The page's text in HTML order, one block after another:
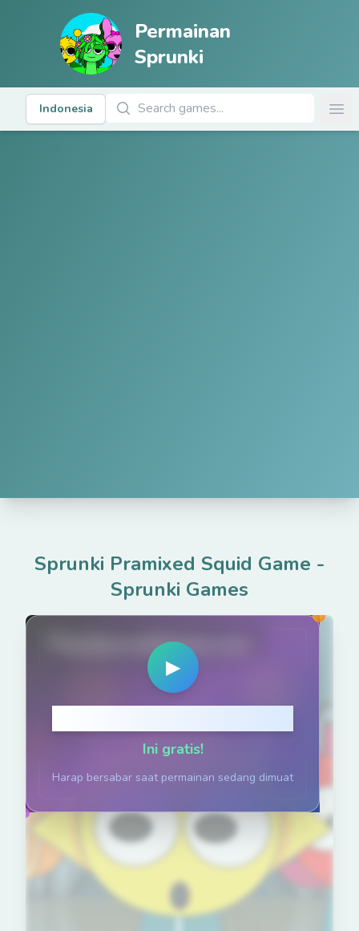
Permainan
Sprunki
Indonesia
Cari Permainan
Sprunki Pramixed Squid Game -
Sprunki Games
PlaySprunkiGame.com
▶
Ini gratis!
Harap bersabar saat permainan sedang dimuat